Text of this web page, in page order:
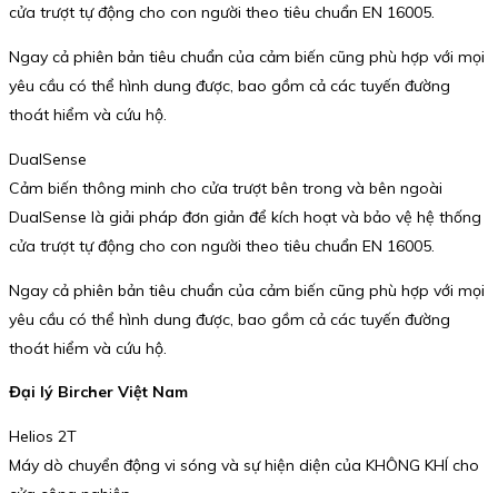
cửa trượt tự động cho con người theo tiêu chuẩn EN 16005.
Ngay cả phiên bản tiêu chuẩn của cảm biến cũng phù hợp với mọi
yêu cầu có thể hình dung được, bao gồm cả các tuyến đường
thoát hiểm và cứu hộ.
DualSense
Cảm biến thông minh cho cửa trượt bên trong và bên ngoài
DualSense là giải pháp đơn giản để kích hoạt và bảo vệ hệ thống
cửa trượt tự động cho con người theo tiêu chuẩn EN 16005.
Ngay cả phiên bản tiêu chuẩn của cảm biến cũng phù hợp với mọi
yêu cầu có thể hình dung được, bao gồm cả các tuyến đường
thoát hiểm và cứu hộ.
Đại lý Bircher Việt Nam
Helios 2T
Máy dò chuyển động vi sóng và sự hiện diện của KHÔNG KHÍ cho